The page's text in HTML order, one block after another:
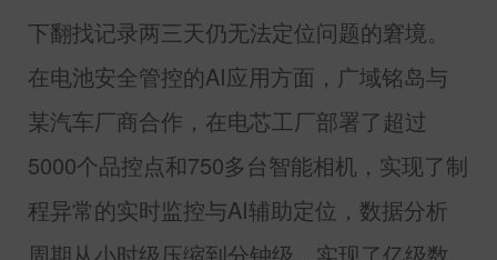
下翻找记录两三天仍无法定位问题的窘境。
在电池安全管控的AI应用方面，广域铭岛与
某汽车厂商合作，在电芯工厂部署了超过
5000个品控点和750多台智能相机，实现了制
程异常的实时监控与AI辅助定位，数据分析